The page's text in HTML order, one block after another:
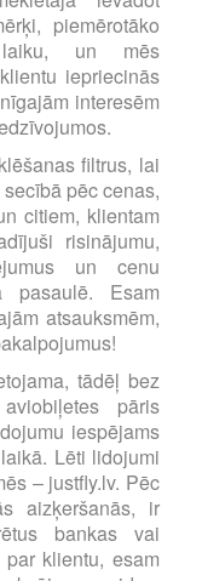
piemērotāko
laiku, un mēs
iepriecinās
interesēm
filtrus, lai
pēc cenas,
citiem, klientam
risinājumu,
un cenu
pasaulē. Esam
atsauksmēm,
tādēļ bez
pāris
iespējams
Lēti lidojumi
– justfly.lv. Pēc
aizķeršanās, ir
bankas vai
klientu, esam